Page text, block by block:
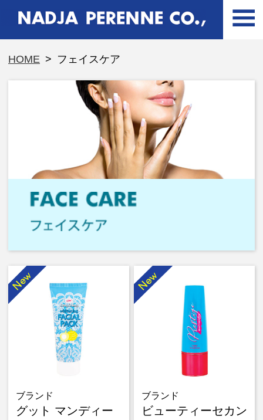
HOME > フェイスケア
ブランド
グット マンディー
ブランド
ビューティーセカン